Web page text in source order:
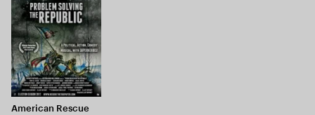
American Rescue